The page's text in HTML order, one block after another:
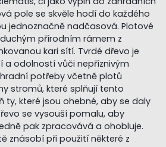
pole se skvěle hodí do každého
jednoznačně nadčasová. Plotové
přírodním rámem z
kari sítí. Tvrdé dřevo je
a odolností vůči nepříznivým
potřeby včetně plotů
stromů, které splňují tento
ty, které jsou ohebné, aby se daly
se vysouší pomalu, aby
pak zpracovává a ohobluje.
znásobí při použití některé z